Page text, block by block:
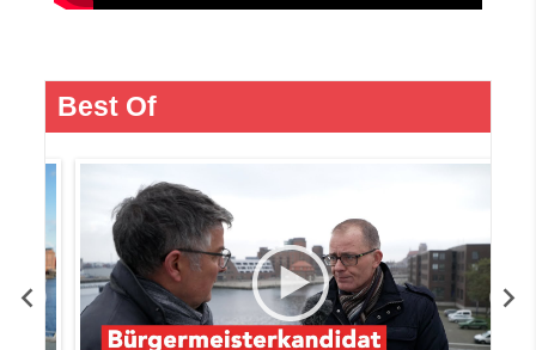
Best Of